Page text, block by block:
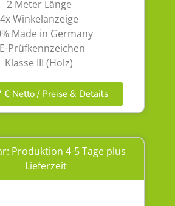
2 Meter Länge
4x Winkelanzeige
Made in Germany
Prüfkennzeichen
Klasse III (Holz)
€ Netto / Preise & Details
Produktion 4-5 Tage plus
Lieferzeit